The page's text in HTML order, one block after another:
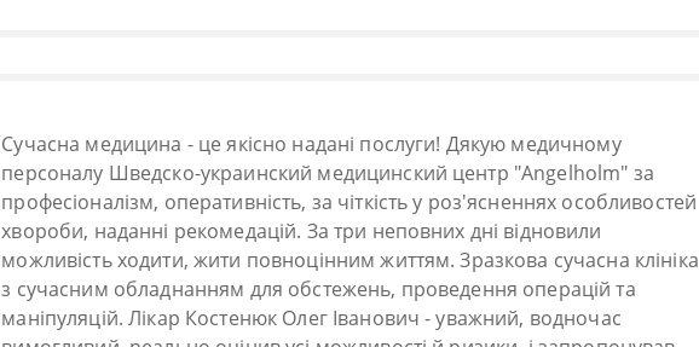
Сучасна медицина - це якісно надані послуги! Дякую медичному
персоналу Шведско-украинский медицинский центр "Angelholm" за
професіоналізм, оперативність, за чіткість у роз'ясненнях особливостей
хвороби, наданні рекомедацій. За три неповних дні відновили
можливість ходити, жити повноцінним життям. Зразкова сучасна клініка
з сучасним обладнанням для обстежень, проведення операцій та
маніпуляцій. Лікар Костенюк Олег Іванович - уважний, водночас